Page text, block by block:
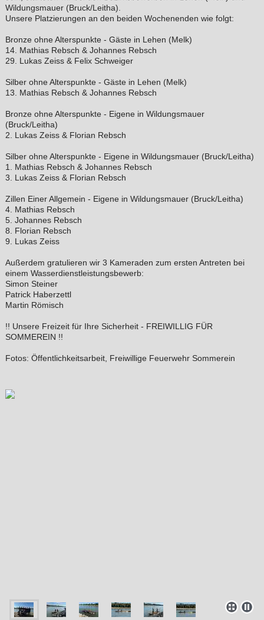
Wildungsmauer (Bruck/Leitha).
Unsere Platzierungen an den beiden Wochenenden wie folgt:
Bronze ohne Alterspunkte - Gäste in Lehen (Melk)
14. Mathias Rebsch & Johannes Rebsch
29. Lukas Zeiss & Felix Schweiger
Silber ohne Alterspunkte - Gäste in Lehen (Melk)
13. Mathias Rebsch & Johannes Rebsch
Bronze ohne Alterspunkte - Eigene in Wildungsmauer
(Bruck/Leitha)
2. Lukas Zeiss & Florian Rebsch
Silber ohne Alterspunkte - Eigene in Wildungsmauer (Bruck/Leitha)
1. Mathias Rebsch & Johannes Rebsch
3. Lukas Zeiss & Florian Rebsch
Zillen Einer Allgemein - Eigene in Wildungsmauer (Bruck/Leitha)
4. Mathias Rebsch
5. Johannes Rebsch
8. Florian Rebsch
9. Lukas Zeiss
Außerdem gratulieren wir 3 Kameraden zum ersten Antreten bei
einem Wasserdienstleistungsbewerb:
Simon Steiner
Patrick Haberzettl
Martin Römisch
!! Unsere Freizeit für Ihre Sicherheit - FREIWILLIG FÜR
SOMMEREIN !!
Fotos: Öffentlichkeitsarbeit, Freiwillige Feuerwehr Sommerein